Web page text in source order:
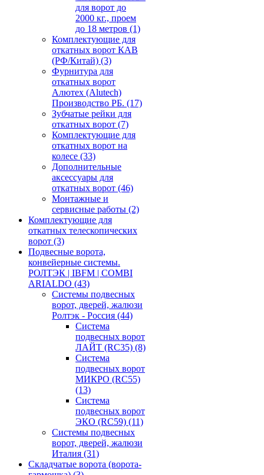
для ворот до
2000 кг., проем
до 18 метров (1)
Комплектующие для
откатных ворот КАВ
(РФ/Китай) (3)
Фурнитура для
откатных ворот
Алютех (Alutech)
Производство РБ. (17)
Зубчатые рейки для
откатных ворот (7)
Комплектующие для
откатных ворот на
колесе (33)
Дополнительные
аксессуары для
откатных ворот (46)
Монтажные и
сервисные работы (2)
Комплектующие для
откатных телескопических
ворот (3)
Подвесные ворота,
конвейерные системы.
РОЛТЭК | IBFM | COMBI
ARIALDO (43)
Системы подвесных
ворот, дверей, жалюзи
Ролтэк - Россия (44)
Система
подвесных ворот
ЛАЙТ (RC35) (8)
Система
подвесных ворот
МИКРО (RC55)
(13)
Система
подвесных ворот
ЭКО (RC59) (11)
Системы подвесных
ворот, дверей, жалюзи
Италия (31)
Складчатые ворота (ворота-